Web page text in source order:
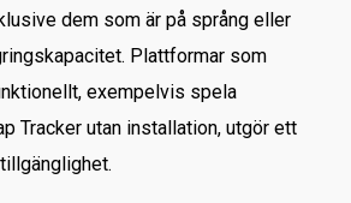
dem som är på språng eller
Plattformar som
exempelvis spela
Tracker utan installation, utgör ett